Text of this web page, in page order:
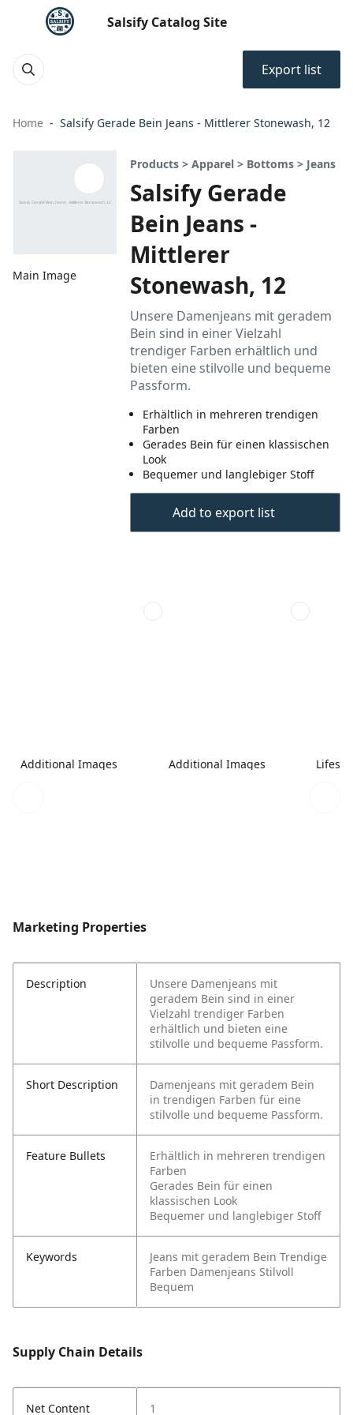
Salsify Catalog Site
Export list
Home Salsify Gerade Bein Jeans - Mittlerer Stonewash, 12
Main Image
Products > Apparel > Bottoms > Jeans
Salsify Gerade
Bein Jeans -
Mittlerer
Stonewash, 12
Unsere Damenjeans mit geradem
Bein sind in einer Vielzahl
trendiger Farben erhältlich und
bieten eine stilvolle und bequeme
Passform.
Erhältlich in mehreren trendigen
Farben
Gerades Bein für einen klassischen
Look
Bequemer und langlebiger Stoff
Add to export list
Additional Images Additional Images
Marketing Properties
Description
Unsere Damenjeans mit
geradem Bein sind in einer
Vielzahl trendiger Farben
erhältlich und bieten eine
stilvolle und bequeme Passform.
Short Description
Damenjeans mit geradem Bein
in trendigen Farben für eine
stilvolle und bequeme Passform.
Feature Bullets
Erhältlich in mehreren trendigen
Farben
Gerades Bein für einen
klassischen Look
Bequemer und langlebiger Stoff
Keywords Jeans mit geradem Bein Trendige
Farben Damenjeans Stilvoll
Bequem
Supply Chain Details
Net Content 1